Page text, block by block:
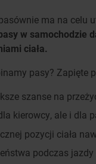
ma na celu
w samochodzie
ciała.
pasy? Zapięte
szanse na
kierowcy, ale i dla
pozycji ciała
podczas jazdy